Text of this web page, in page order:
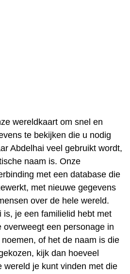
wereldkaart om snel en
te bekijken die u nodig
Abdelhai veel gebruikt wordt,
naam is. Onze
met een database die
met nieuwe gegevens
over de hele wereld.
is, je een familielid hebt met
overweegt een personage in
of het de naam is die
kijk dan hoeveel
wereld je kunt vinden met die